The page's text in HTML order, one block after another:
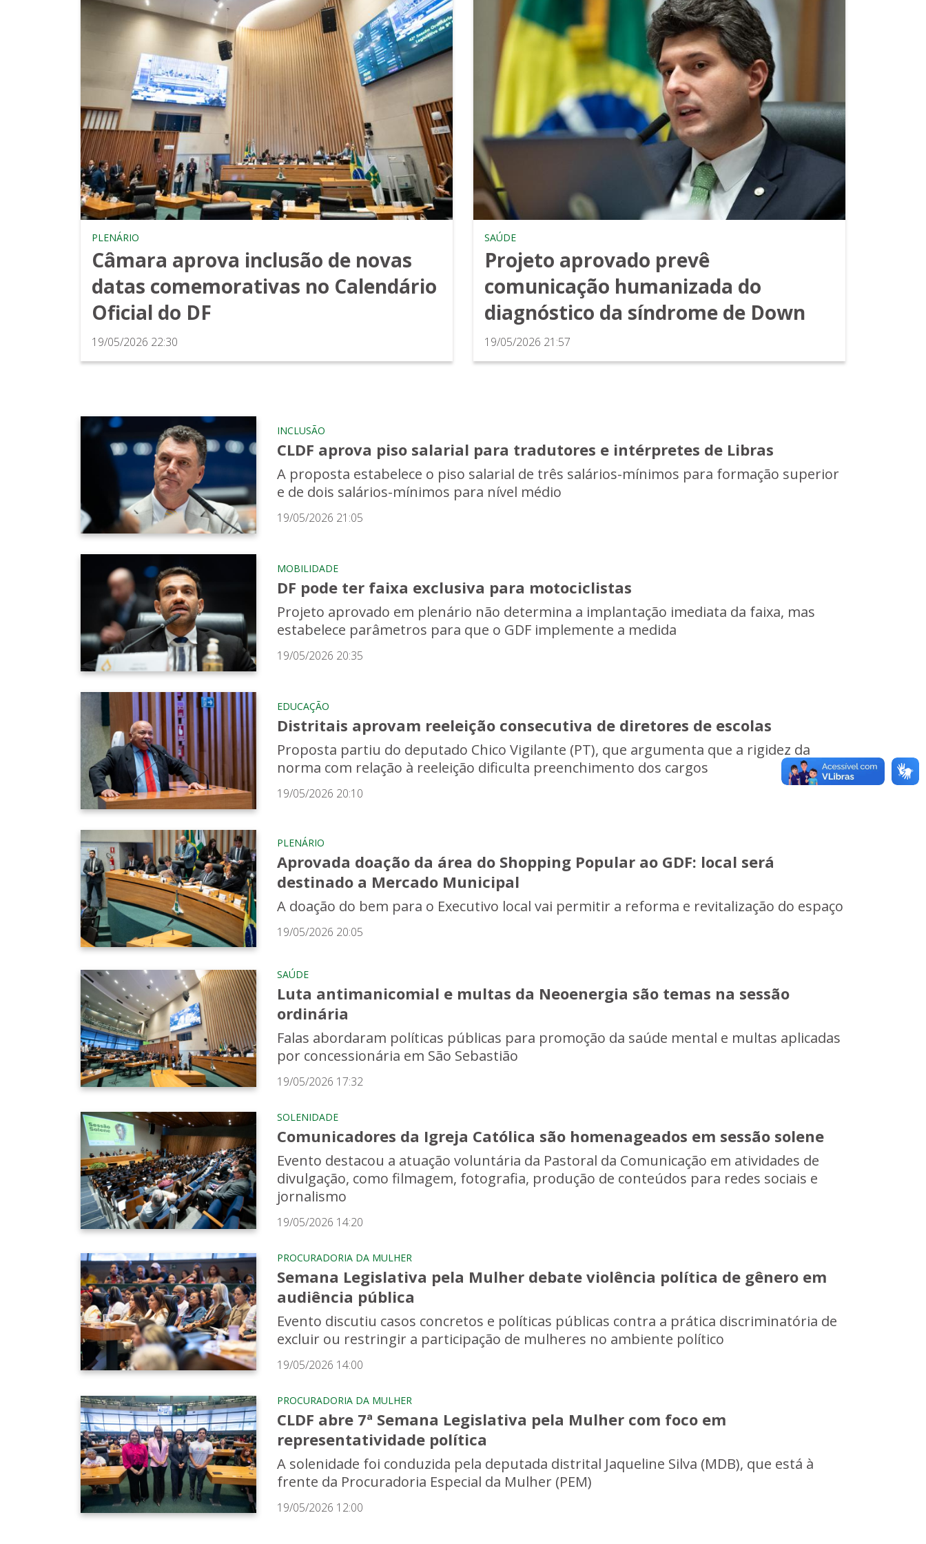
PLENÁRIO
Câmara aprova inclusão de novas
datas comemorativas no Calendário
Oficial do DF
19/05/2026 22:30
SAÚDE
Projeto aprovado prevê
comunicação humanizada do
diagnóstico da síndrome de Down
19/05/2026 21:57
INCLUSÃO
CLDF aprova piso salarial para tradutores e intérpretes de Libras
A proposta estabelece o piso salarial de três salários-mínimos para formação superior
e de dois salários-mínimos para nível médio
19/05/2026 21:05
MOBILIDADE
DF pode ter faixa exclusiva para motociclistas
Projeto aprovado em plenário não determina a implantação imediata da faixa, mas
estabelece parâmetros para que o GDF implemente a medida
19/05/2026 20:35
EDUCAÇÃO
Distritais aprovam reeleição consecutiva de diretores de escolas
Proposta partiu do deputado Chico Vigilante (PT), que argumenta que a rigidez da
norma com relação à reeleição dificulta preenchimento dos cargos
19/05/2026 20:10
PLENÁRIO
Aprovada doação da área do Shopping Popular ao GDF: local será
destinado a Mercado Municipal
A doação do bem para o Executivo local vai permitir a reforma e revitalização do espaço
19/05/2026 20:05
SAÚDE
Luta antimanicomial e multas da Neoenergia são temas na sessão
ordinária
Falas abordaram políticas públicas para promoção da saúde mental e multas aplicadas
por concessionária em São Sebastião
19/05/2026 17:32
SOLENIDADE
Comunicadores da Igreja Católica são homenageados em sessão solene
Evento destacou a atuação voluntária da Pastoral da Comunicação em atividades de
divulgação, como filmagem, fotografia, produção de conteúdos para redes sociais e
jornalismo
19/05/2026 14:20
PROCURADORIA DA MULHER
Semana Legislativa pela Mulher debate violência política de gênero em
audiência pública
Evento discutiu casos concretos e políticas públicas contra a prática discriminatória de
excluir ou restringir a participação de mulheres no ambiente político
19/05/2026 14:00
PROCURADORIA DA MULHER
CLDF abre 7ª Semana Legislativa pela Mulher com foco em
representatividade política
A solenidade foi conduzida pela deputada distrital Jaqueline Silva (MDB), que está à
frente da Procuradoria Especial da Mulher (PEM)
19/05/2026 12:00